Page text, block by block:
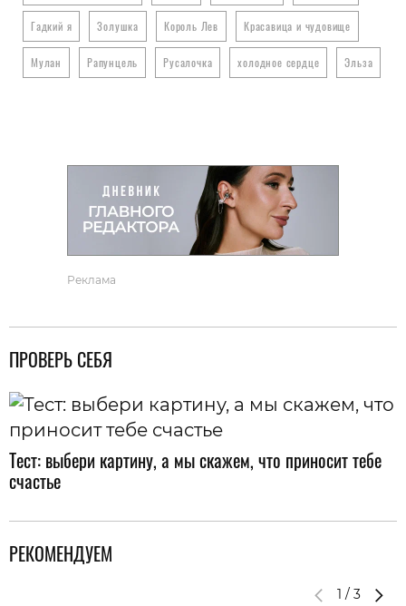
Гадкий я Золушка Король Лев Красавица и чудовище
Мулан Рапунцель Русалочка холодное сердце Эльза
Реклама
ПРОВЕРЬ СЕБЯ
Тест: выбери картину, а мы скажем, что приносит тебе
счастье
РЕКОМЕНДУЕМ
1 / 3